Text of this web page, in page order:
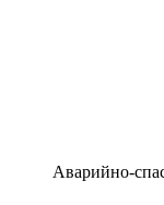
Аварийно-